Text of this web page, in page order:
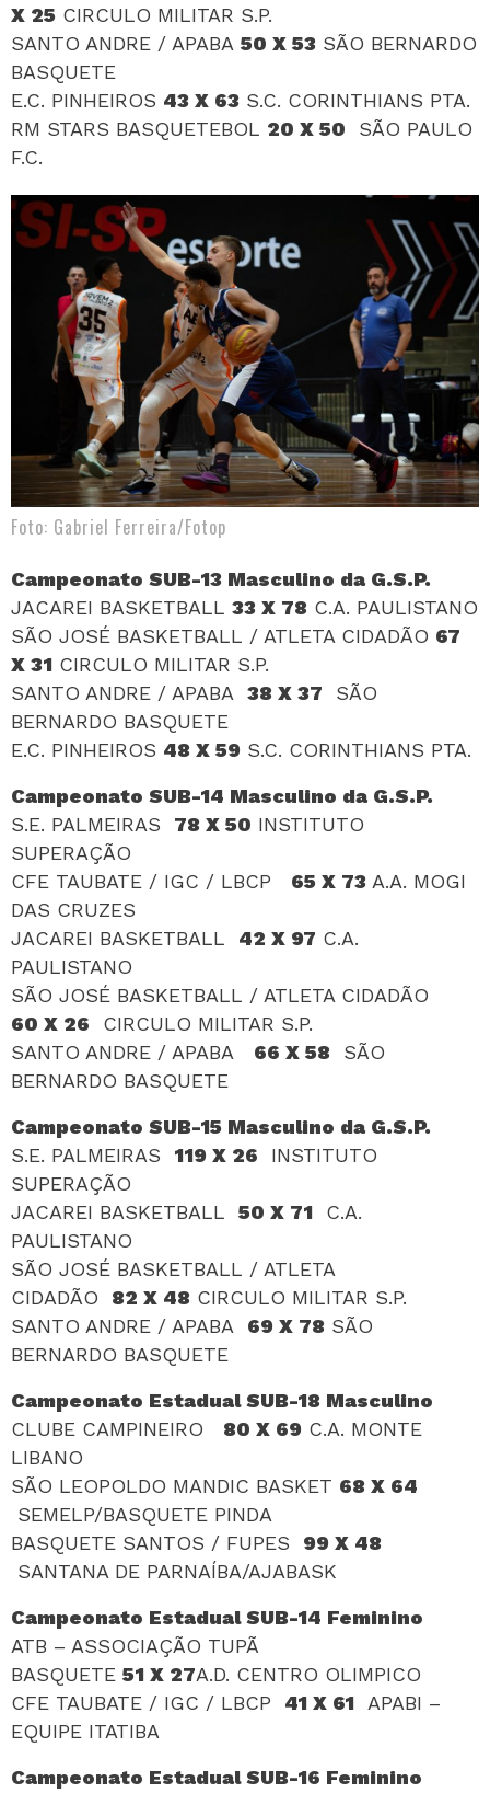
X 25 CIRCULO MILITAR S.P.
SANTO ANDRE / APABA 50 X 53 SÃO BERNARDO
BASQUETE
E.C. PINHEIROS 43 X 63 S.C. CORINTHIANS PTA.
RM STARS BASQUETEBOL 20 X 50
SÃO PAULO
F.C.
Foto: Gabriel Ferreira/Fotop
Campeonato SUB-13 Masculino da G.S.P.
JACAREI BASKETBALL 33 X 78 C.A. PAULISTANO
SÃO JOSÉ BASKETBALL / ATLETA CIDADÃO 67
X 31 CIRCULO MILITAR S.P.
SANTO ANDRE / APABA 38 X 37
SÃO
BERNARDO BASQUETE
E.C. PINHEIROS 48 X 59 S.C. CORINTHIANS PTA.
Campeonato SUB-14 Masculino da G.S.P.
S.E. PALMEIRAS
78 X 50 INSTITUTO
SUPERAÇÃO
CFE TAUBATE / IGC / LBCP
65 X 73 A.A. MOGI
DAS CRUZES
JACAREI BASKETBALL
42 X 97 C.A.
PAULISTANO
SÃO JOSÉ BASKETBALL / ATLETA CIDADÃO
60 X 26
CIRCULO MILITAR S.P.
SANTO ANDRE / APABA
66 X 58
SÃO
BERNARDO BASQUETE
Campeonato SUB-15 Masculino da G.S.P.
S.E. PALMEIRAS
119 X 26
INSTITUTO
SUPERAÇÃO
JACAREI BASKETBALL
50 X 71
C.A.
PAULISTANO
SÃO JOSÉ BASKETBALL / ATLETA
CIDADÃO
82 X 48 CIRCULO MILITAR S.P.
SANTO ANDRE / APABA
69 X 78 SÃO
BERNARDO BASQUETE
Campeonato Estadual SUB-18 Masculino
CLUBE CAMPINEIRO
80 X 69 C.A. MONTE
LIBANO
SÃO LEOPOLDO MANDIC BASKET 68 X 64
SEMELP/BASQUETE PINDA
BASQUETE SANTOS / FUPES
99 X 48
SANTANA DE PARNAÍBA/AJABASK
Campeonato Estadual SUB-14 Feminino
ATB – ASSOCIAÇÃO TUPÃ
BASQUETE 51 X 27A.D. CENTRO OLIMPICO
CFE TAUBATE / IGC / LBCP
41 X 61 APABI –
EQUIPE ITATIBA
Campeonato Estadual SUB-16 Feminino